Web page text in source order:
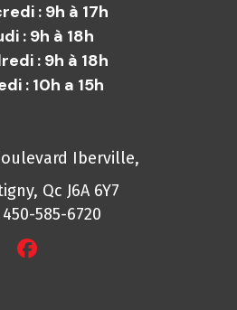
: 9h à 17h
: 9h à 18h
: 9h à 18h
: 10h a 15h
Iberville,
Qc J6A 6Y7
450-585-6720